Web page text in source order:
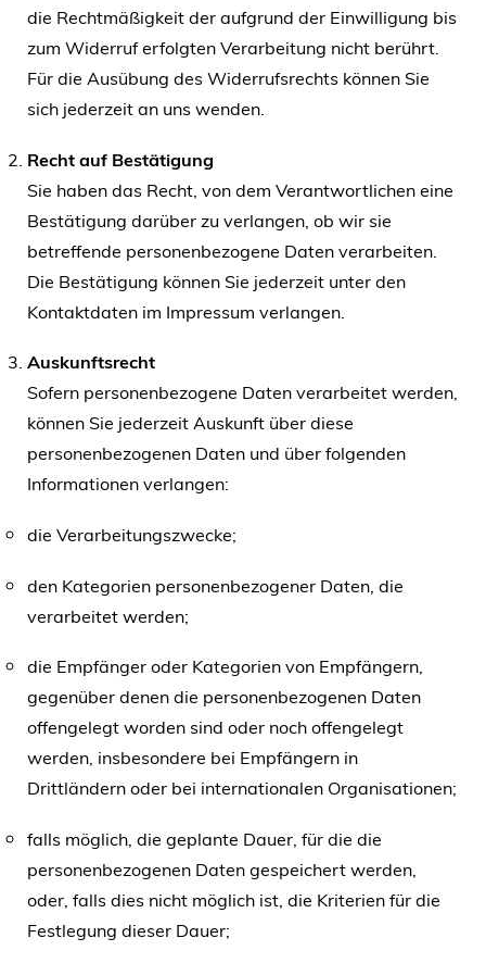
die Rechtmäßigkeit der aufgrund der Einwilligung bis
zum Widerruf erfolgten Verarbeitung nicht berührt.
Für die Ausübung des Widerrufsrechts können Sie
sich jederzeit an uns wenden.
Recht auf Bestätigung
Sie haben das Recht, von dem Verantwortlichen eine
Bestätigung darüber zu verlangen, ob wir sie
betreffende personenbezogene Daten verarbeiten.
Die Bestätigung können Sie jederzeit unter den
Kontaktdaten im Impressum verlangen.
Auskunftsrecht
Sofern personenbezogene Daten verarbeitet werden,
können Sie jederzeit Auskunft über diese
personenbezogenen Daten und über folgenden
Informationen verlangen:
die Verarbeitungszwecke;
den Kategorien personenbezogener Daten, die
verarbeitet werden;
die Empfänger oder Kategorien von Empfängern,
gegenüber denen die personenbezogenen Daten
offengelegt worden sind oder noch offengelegt
werden, insbesondere bei Empfängern in
Drittländern oder bei internationalen Organisationen;
falls möglich, die geplante Dauer, für die die
personenbezogenen Daten gespeichert werden,
oder, falls dies nicht möglich ist, die Kriterien für die
Festlegung dieser Dauer;